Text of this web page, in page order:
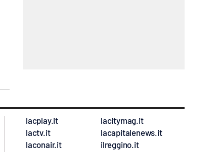
lacplay.it
lactv.it
laconair.it
lacitymag.it
lacapitalenews.it
ilreggino.it